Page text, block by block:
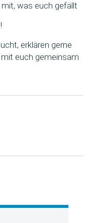
was euch gefällt
erklären gerne
mit euch gemeinsam